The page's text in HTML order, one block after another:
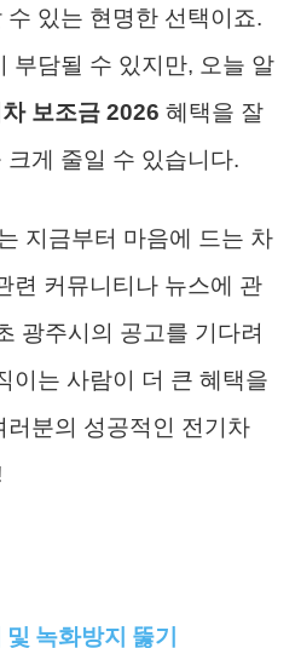
있는 현명한 선택이죠.
부담될 수 있지만, 오늘 알
보조금 2026 혜택을 잘
게 줄일 수 있습니다.
지금부터 마음에 드는 차
련 커뮤니티나 뉴스에 관
광주시의 공고를 기다려
이는 사람이 더 큰 혜택을
분의 성공적인 전기차
녹화방지 뚫기